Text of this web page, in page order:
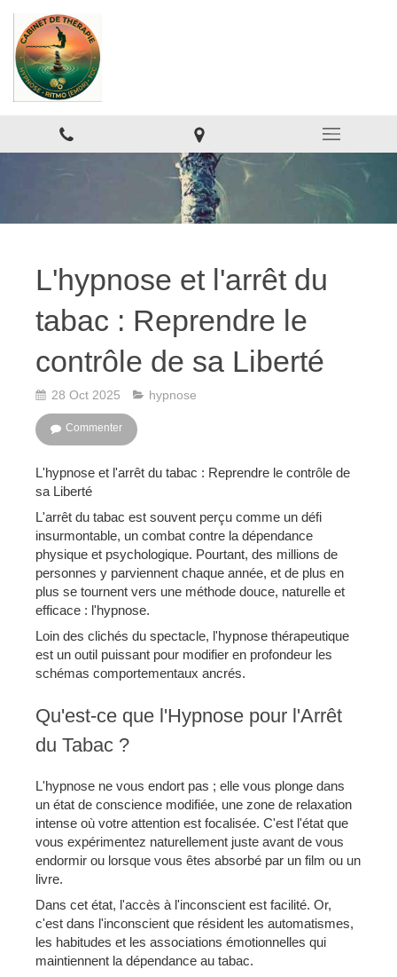
L'hypnose et l'arrêt du
tabac : Reprendre le
contrôle de sa Liberté
28 Oct 2025 hypnose
Commenter
L'hypnose et l'arrêt du tabac : Reprendre le contrôle de
sa Liberté
L'arrêt du tabac est souvent perçu comme un défi
insurmontable, un combat contre la dépendance
physique et psychologique. Pourtant, des millions de
personnes y parviennent chaque année, et de plus en
plus se tournent vers une méthode douce, naturelle et
efficace : l'hypnose.
Loin des clichés du spectacle, l'hypnose thérapeutique
est un outil puissant pour modifier en profondeur les
schémas comportementaux ancrés.
Qu'est-ce que l'Hypnose pour l'Arrêt
du Tabac ?
L'hypnose ne vous endort pas ; elle vous plonge dans
un état de conscience modifiée, une zone de relaxation
intense où votre attention est focalisée. C'est l'état que
vous expérimentez naturellement juste avant de vous
endormir ou lorsque vous êtes absorbé par un film ou un
livre.
Dans cet état, l'accès à l'inconscient est facilité. Or,
c'est dans l'inconscient que résident les automatismes,
les habitudes et les associations émotionnelles qui
maintiennent la dépendance au tabac.